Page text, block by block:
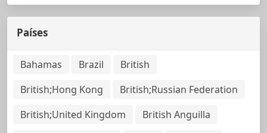
Países
Bahamas Brazil
British
British;Hong Kong
British;Russian Federation
British;United Kingdom
British Anguilla